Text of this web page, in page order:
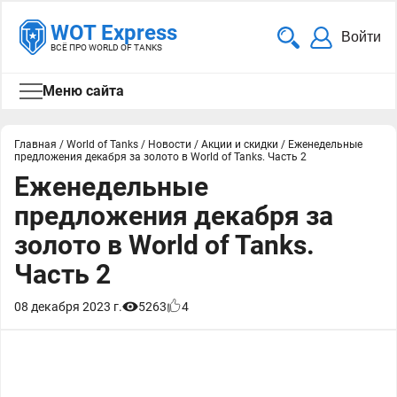
WOT Express
ВСЁ ПРО WORLD OF TANKS
Войти
Меню сайта
Главная / World of Tanks / Новости / Акции и скидки / Еженедельные
предложения декабря за золото в World of Tanks. Часть 2
Еженедельные
предложения декабря за
золото в World of Tanks.
Часть 2
08 декабря 2023 г. 5263 4